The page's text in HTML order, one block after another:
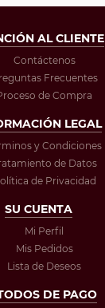
AL CLIENTE
Contáctenos
Frecuentes
de Compra
LEGAL
y Condiciones
de Datos
de Privacidad
SU CUENTA
Mi Perfil
Mis Pedidos
Lista de Deseos
DE PAGO